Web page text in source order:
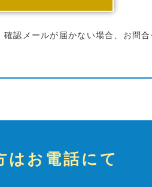
認メールが届かない場合、お問合
はお電話にて